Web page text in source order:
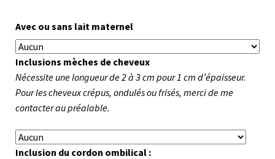
Avec ou sans lait maternel
Inclusions mèches de cheveux
Nécessite une longueur de 2 à 3 cm pour 1 cm d’épaisseur.
Pour les cheveux crépus, ondulés ou frisés, merci de me
contacter au préalable.
Inclusion du cordon ombilical :